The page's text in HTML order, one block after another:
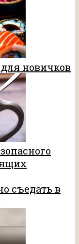
новичков
съедать в